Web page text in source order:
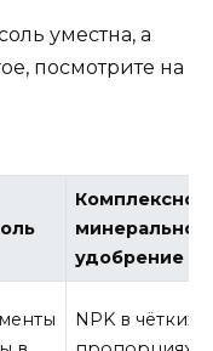
уместна, а
посмотрите на
Комплексное
минеральное
удобрение
NPK в чётких